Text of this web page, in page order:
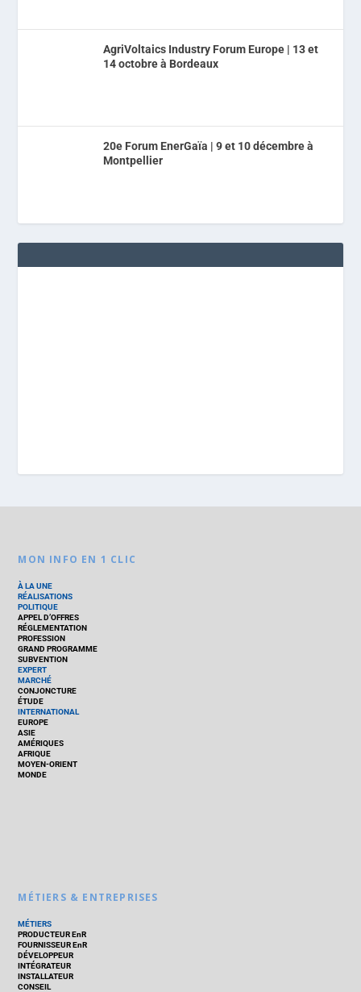
AgriVoltaics Industry Forum Europe | 13 et
14 octobre à Bordeaux
20e Forum EnerGaïa | 9 et 10 décembre à
Montpellier
MON INFO EN 1 CLIC
À LA UNE
RÉALISATIONS
POLITIQUE
APPEL D’OFFRES
RÉGLEMENTATION
PROFESSION
GRAND PROGRAMME
SUBVENTION
EXPERT
MARCHÉ
CONJONCTURE
ÉTUDE
INTERNATIONAL
EUROPE
ASIE
AMÉRIQUES
AFRIQUE
MOYEN-ORIENT
MONDE
MÉTIERS & ENTREPRISES
MÉTIERS
PRODUCTEUR EnR
FOURNISSEUR EnR
DÉVELOPPEUR
INTÉGRATEUR
INSTALLATEUR
CONSEIL